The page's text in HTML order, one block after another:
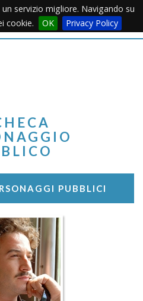
servizio migliore. Navigando su
cookie.
OK Privacy PolicyMenu
PUBBLICI